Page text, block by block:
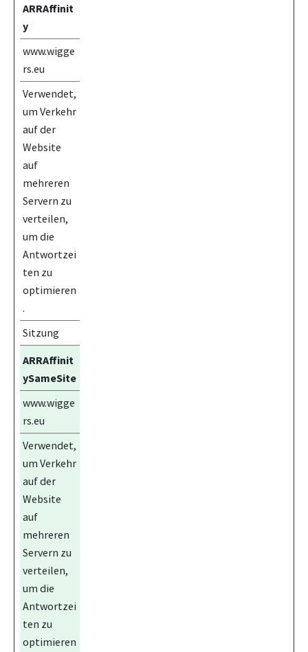
ARRAffinit
y
www.wigge
rs.eu
Verwendet,
um Verkehr
auf der
Website
auf
mehreren
Servern zu
verteilen,
um die
Antwortzei
ten zu
optimieren
.
Sitzung
ARRAffinit
ySameSite
www.wigge
rs.eu
Verwendet,
um Verkehr
auf der
Website
auf
mehreren
Servern zu
verteilen,
um die
Antwortzei
ten zu
optimieren